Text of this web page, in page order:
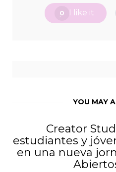
0 I like it
YOU MAY
Creator
estudiantes y
en una nueva